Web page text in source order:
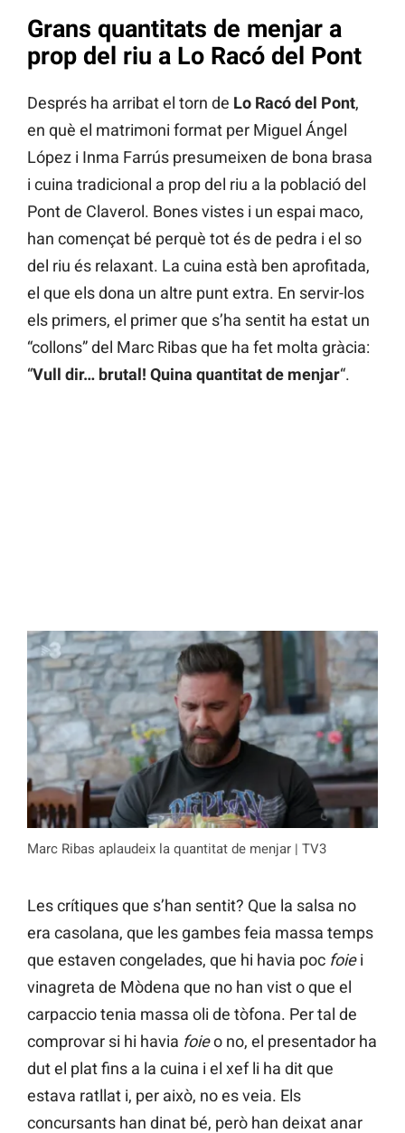
Grans quantitats de menjar a
prop del riu a Lo Racó del Pont
Després ha arribat el torn de Lo Racó del Pont,
en què el matrimoni format per Miguel Ángel
López i Inma Farrús presumeixen de bona brasa
i cuina tradicional a prop del riu a la població del
Pont de Claverol. Bones vistes i un espai maco,
han començat bé perquè tot és de pedra i el so
del riu és relaxant. La cuina està ben aprofitada,
el que els dona un altre punt extra. En servir-los
els primers, el primer que s’ha sentit ha estat un
“collons” del Marc Ribas que ha fet molta gràcia:
“Vull dir… brutal! Quina quantitat de menjar“.
Marc Ribas aplaudeix la quantitat de menjar | TV3
Les crítiques que s’han sentit? Que la salsa no
era casolana, que les gambes feia massa temps
que estaven congelades, que hi havia poc foiei
vinagreta de Mòdena que no han vist o que el
carpaccio tenia massa oli de tòfona. Per tal de
comprovar si hi havia foieo no, el presentador ha
dut el plat fins a la cuina i el xef li ha dit que
estava ratllat i, per això, no es veia. Els
concursants han dinat bé, però han deixat anar